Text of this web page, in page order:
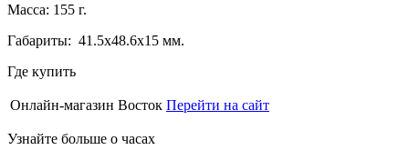
Масса: 155 г.
Габариты: 41.5х48.6х15 мм.
Где купить
Онлайн-магазин Восток Перейти на сайт
Узнайте больше о часах